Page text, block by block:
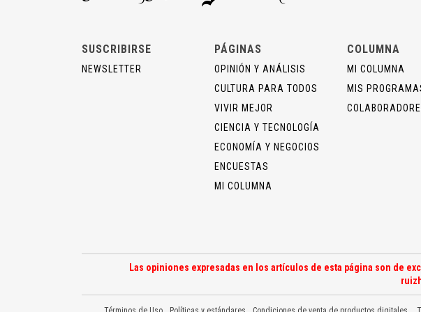
SUSCRIBIRSE
NEWSLETTER
PÁGINAS
OPINIÓN Y ANÁLISIS
CULTURA PARA TODOS
VIVIR MEJOR
CIENCIA Y TECNOLOGÍA
ECONOMÍA Y NEGOCIOS
ENCUESTAS
MI COLUMNA
COLUMNA
MI COLUMNA
MIS
Las opiniones expresadas en los artículos de esta página son de